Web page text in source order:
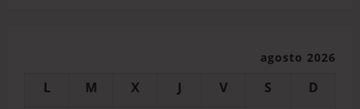
agosto 2026
L M X J V S D